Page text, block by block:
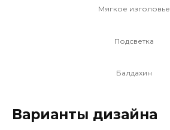
Мягкое изголовье
Подсветка
Балдахин
Варианты дизайна